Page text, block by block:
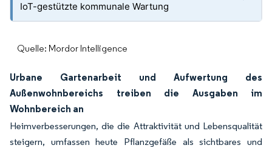
IoT-gestützte kommunale Wartung
Quelle: Mordor Intelligence
Urbane Gartenarbeit und Aufwertung des
Außenwohnbereichs treiben die Ausgaben im
Wohnbereich an
Heimverbesserungen, die die Attraktivität und Lebensqualität
steigern, umfassen heute Pflanzgefäße als sichtbares und